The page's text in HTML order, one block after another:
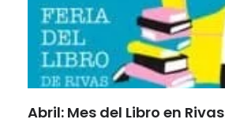
Abril: Mes del Libro en Rivas